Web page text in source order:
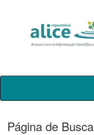
Skip
Página de Busca